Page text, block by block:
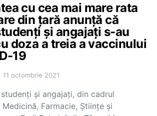
cu cea mai mare rata
din țară anunță că
și angajați s-au
doza a treia a vaccinului
19
11 octombrie 2021
și angajați, din cadrul
Farmacie, Ştiinţe şi